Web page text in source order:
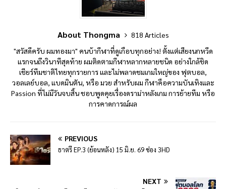
About Thongma
818 Articles
"สวัสดีครับ ผมทองมา" คนบ้ากีฬาที่ดูเกือบทุกอย่าง! ตั้งแต่เสียงนกหวีด
แรกจนถึงวินาทีสุดท้าย ผมติดตามกีฬาหลากหลายชนิด อย่างใกล้ชิด
เชียร์ทีมชาติไทยทุกรายการ และไม่พลาดชมเกมใหญ่ของ ฟุตบอล,
วอลเลย์บอล, แบดมินตัน, หรือ มวย สำหรับผม กีฬาคือความบันเทิงและ
Passion ที่ไม่มีวันจบสิ้น ชอบพูดคุยเรื่องดราม่าหลังเกม การย้ายทีม หรือ
การคาดการณ์ผล
PREVIOUS
ธาตรี EP.3 (ย้อนหลัง) 15 มิ.ย. 69 ช่อง 3HD
NEXT